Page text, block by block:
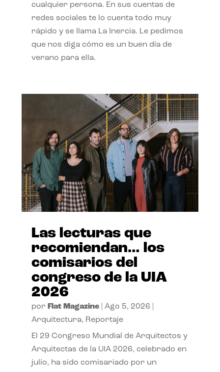
cualquier persona. En sus cuentas de
redes sociales te lo cuenta todo muy
rápido y se llama La Inercia. Le pedimos
que nos diga cómo es un buen día de
verano para ella.
Las lecturas que
recomiendan… los
comisarios del
congreso de la UIA
2026
por Flat Magazine| Ago 5, 2026
Arquitectura, Reportaje
El 29 Congreso Mundial de Arquitectos y
Arquitectas de la UIA 2026, celebrado en
julio, ha sido comisariado por un